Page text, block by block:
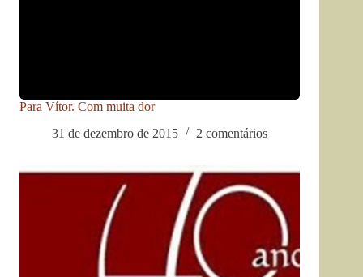
Para Vítor. Com muita dor
31 de dezembro de 2015
2 comentários